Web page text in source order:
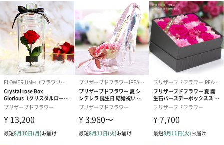
保存方法
・商品に付属する注意書きをご熟読の上、ご利用下さ
い。
・使用しているお花には個体差がございます。また、1
点1点手作りしておりますので、花材の配置も若干異な
ります。あらかじめご了承下さい。
・本品は観賞用であり食品ではございません。誤飲等
を防ぐため、お子様やペットの手の届かないところに
保管して下さい。
・万が一飲んだ場合や皮膚や目に異常を感じた時は、
すぐに医師に相談し診察を受けて下さい。
・破損や処分の際は、お住まいの自治体の区分に従っ
て下さい。
製造国
日本（熊本県）
注意事項・使
・商品に付属する注意書きをご熟読の上、ご利用下さ